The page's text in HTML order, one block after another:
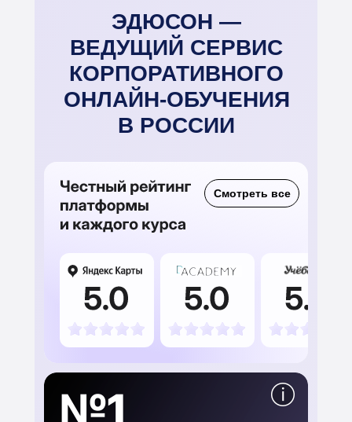
ЭДЮСОН —
ВЕДУЩИЙ СЕРВИС
КОРПОРАТИВНОГО
ОНЛАЙН-ОБУЧЕНИЯ
В РОССИИ
Смотреть все